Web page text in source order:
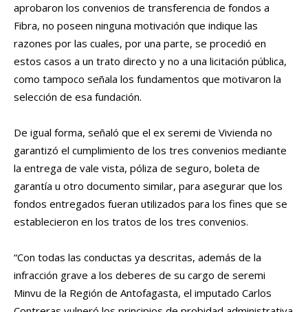
aprobaron los convenios de transferencia de fondos a
Fibra, no poseen ninguna motivación que indique las
razones por las cuales, por una parte, se procedió en
estos casos a un trato directo y no a una licitación pública,
como tampoco señala los fundamentos que motivaron la
selección de esa fundación.
De igual forma, señaló que el ex seremi de Vivienda no
garantizó el cumplimiento de los tres convenios mediante
la entrega de vale vista, póliza de seguro, boleta de
garantía u otro documento similar, para asegurar que los
fondos entregados fueran utilizados para los fines que se
establecieron en los tratos de los tres convenios.
“Con todas las conductas ya descritas, además de la
infracción grave a los deberes de su cargo de seremi
Minvu de la Región de Antofagasta, el imputado Carlos